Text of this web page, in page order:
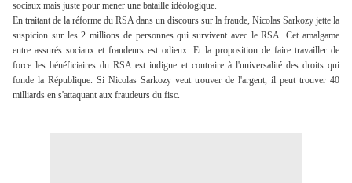
sociaux mais juste pour mener une bataille idéologique.
En traitant de la réforme du RSA dans un discours sur la fraude, Nicolas Sarkozy jette la
suspicion sur les 2 millions de personnes qui survivent avec le RSA. Cet amalgame
entre assurés sociaux et fraudeurs est odieux. Et la proposition de faire travailler de
force les bénéficiaires du RSA est indigne et contraire à l'universalité des droits qui
fonde la République. Si Nicolas Sarkozy veut trouver de l'argent, il peut trouver 40
milliards en s'attaquant aux fraudeurs du fisc.